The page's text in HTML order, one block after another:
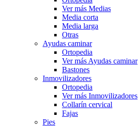
Ver más Medias
Media corta
Media larga
Otras
Ayudas caminar
Ortopedia
Ver más Ayudas caminar
Bastones
Inmovilizadores
Ortopedia
Ver más Inmovilizadores
Collarín cervical
Fajas
Pies